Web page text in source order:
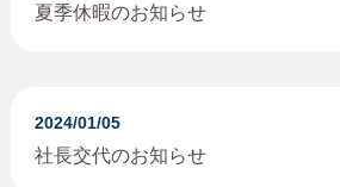
夏季休暇のお知らせ
2024/01/05
社長交代のお知らせ